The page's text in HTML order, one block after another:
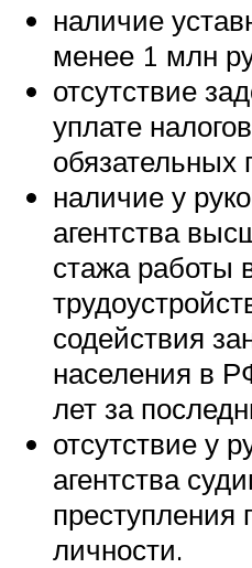
наличие
менее 1 млн
отсутствие
уплате
обязательных
наличие у
агентства
стажа работы
содействия
населения в
лет за
отсутствие у
агентства
преступления
личности.